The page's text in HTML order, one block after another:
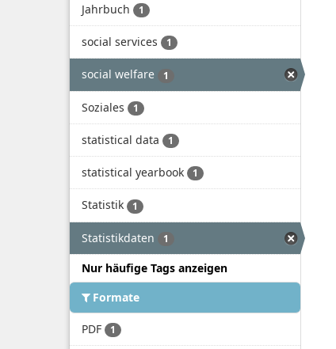
Jahrbuch 1
social services 1
social welfare 1
Soziales 1
statistical data 1
statistical yearbook 1
Statistik 1
Statistikdaten 1
Nur häufige Tags anzeigen
Formate
PDF 1